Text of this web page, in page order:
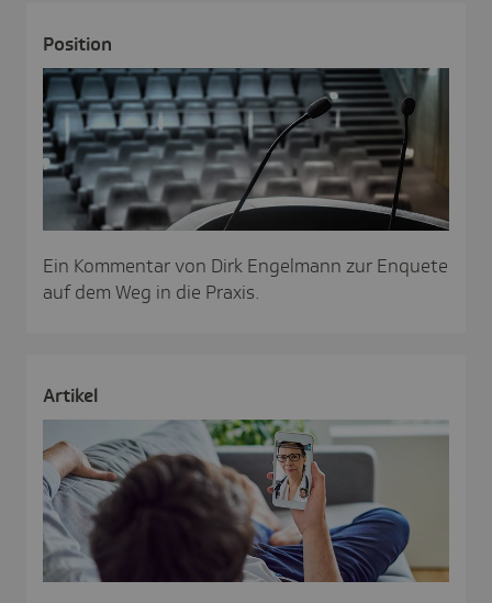
Posi­tion
Ein Kommentar von Dirk Engelmann zur Enquete
auf dem Weg in die Praxis.
Artikel